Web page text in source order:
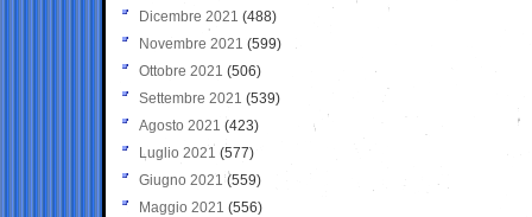
Dicembre 2021 (488)
Novembre 2021 (599)
Ottobre 2021 (506)
Settembre 2021 (539)
Agosto 2021 (423)
Luglio 2021 (577)
Giugno 2021(559)
Maggio 2021 (556)